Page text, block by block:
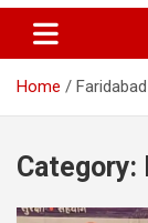
Home Faridabad
Category: